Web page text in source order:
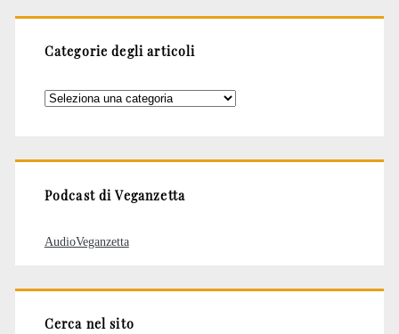
Categorie degli articoli
Categorie
Podcast di Veganzetta
AudioVeganzetta
Cerca nel sito